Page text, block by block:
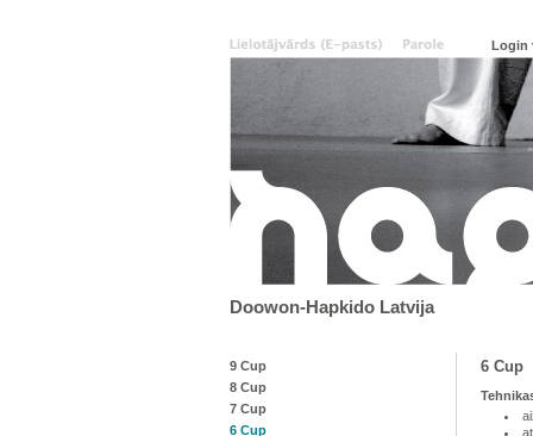
Doowon-Hapkido Latvija
9 Cup
8 Cup
7 Cup
6 Cup
6 Cup